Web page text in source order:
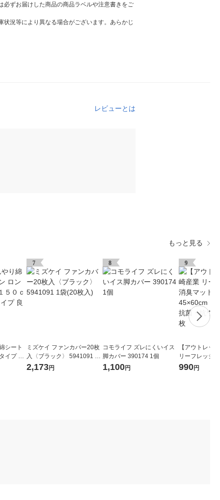
ずお届けした商品の商品ラベルや注意書きをご
況等により異なる場合がございます。あらかじ
レビューとは
もっと見る
シート
イプ ５
7
ミズケイ ファンカバー20枚
入〈ブラック〉 5941091 1
袋(20枚入)
2,173円
8
コモライフ ズレにくいイス
脚カバー 390174 1個
1,100円
9
【アウトレッ
リーフレッシ
スクエア
990円